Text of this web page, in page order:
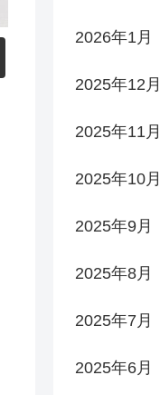
2026年1月
2025年12月
2025年11月
2025年10月
2025年9月
2025年8月
2025年7月
2025年6月